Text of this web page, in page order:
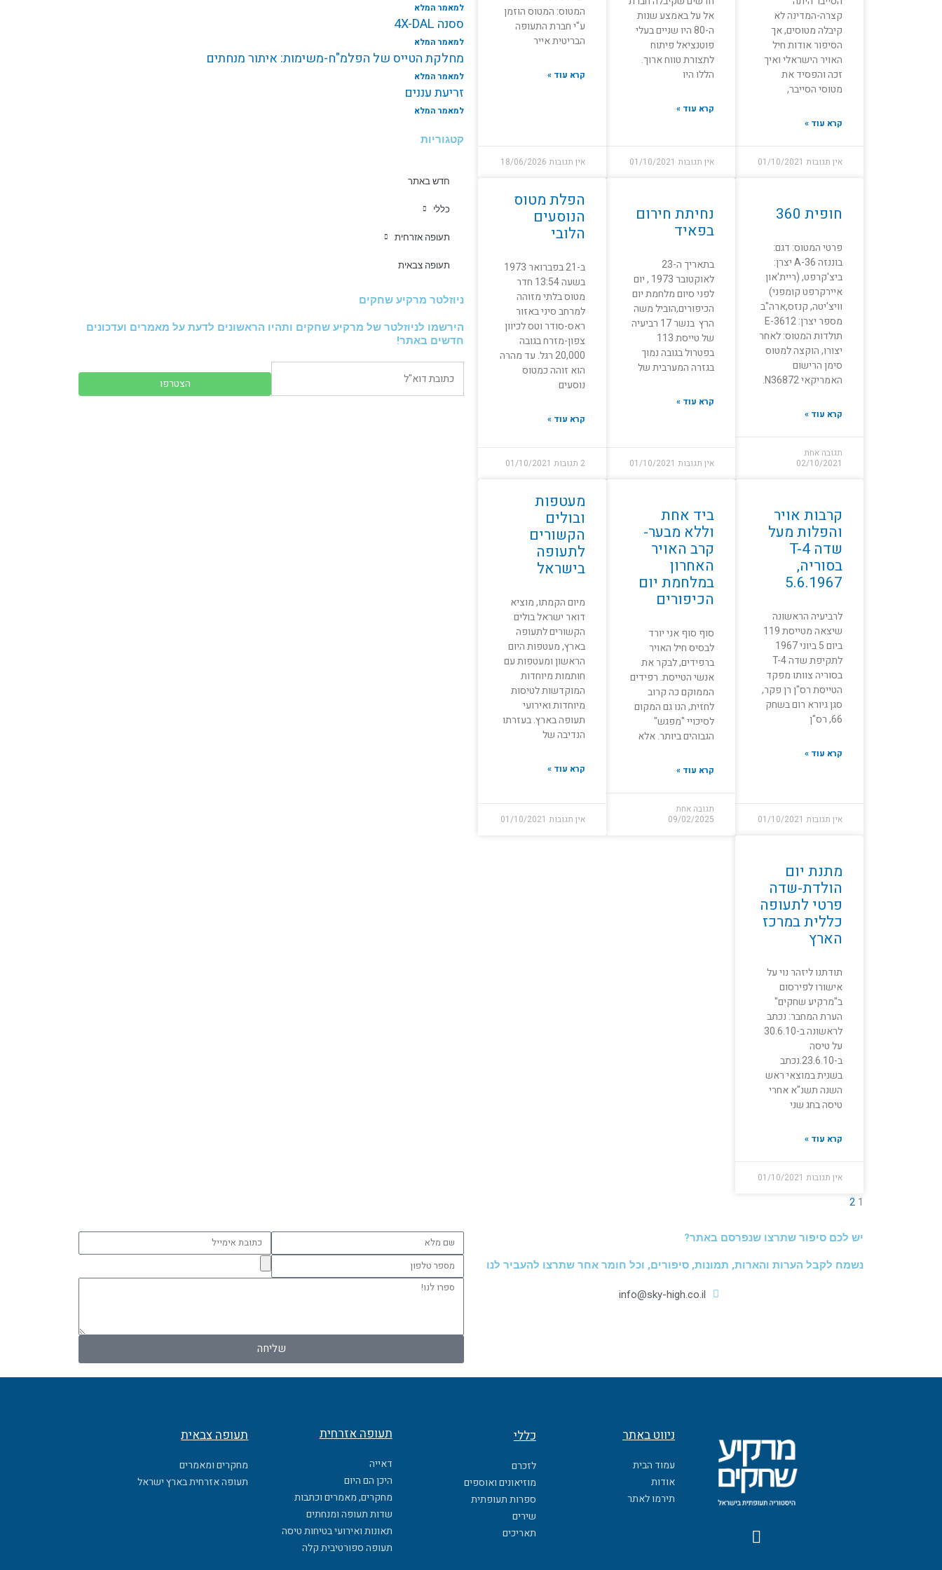
קצרה-המדינה לא
קיבלה מטוסים, אך
הסיפור אודות חיל
האויר הישראלי ואיך
זכה והפסיד את
מטוסי הסייבר,
קרא עוד »
אין תגובות 01/10/2021
אל על באמצע שנות
ה-80 היו שניים בעלי
פוטנציאל פיתוח
לתצורת טווח ארוך.
הללו היו
קרא עוד »
אין תגובות 01/10/2021
המטוס: המטוס הוזמן
ע"י חברת התעופה
הבריטית אייר
קרא עוד »
אין תגובות 18/06/2026
חופית 360
פרטי המטוס: דגם:
בוננזה A-36 יצרן:
ביצ'קרפט, (ריית'און
איירקרפט קומפני)
וויצ'יטה, קנזס,ארה"ב
מספר יצרן: E-3612
תולדות המטוס: לאחר
יצורו, הוקצה למטוס
סימן הרישום
האמריקאי N36872.
קרא עוד »
תגובה אחת
02/10/2021
נחיתת חירום
בפאיד
בתאריך ה-23
לאוקטובר 1973 , יום
לפני סיום מלחמת יום
הכיפורים,הוביל משה
הרץ בנשר 17 רביעיה
של טייסת 113
בפטרול בגובה נמוך
בגזרה המערבית של
קרא עוד »
אין תגובות 01/10/2021
הפלת מטוס
הנוסעים
הלובי
ב-21 בפברואר 1973
בשעה 13:54 חדר
מטוס בלתי מזוהה
למרחב סיני באזור
ראס-סודר וטס לכיוון
צפון-מזרח בגובה
20,000 רגל. עד מהרה
הוא זוהה כמטוס
נוסעים
קרא עוד »
2 תגובות 01/10/2021
קרבות אויר
והפלות מעל
שדה T-4
בסוריה,
5.6.1967
לרביעיה הראשונה
שיצאה מטייסת 119
ביום 5 ביוני 1967
לתקיפת שדה T-4
בסוריה צוותו מפקד
הטייסת רס"ן רן פקר,
סגן גיורא רום בשחק
66, רס"ן
קרא עוד »
אין תגובות 01/10/2021
ביד אחת
וללא מבער-
קרב האויר
האחרון
במלחמת יום
הכיפורים
סוף סוף אני יורד
לבסיס חיל האויר
ברפידים, לבקר את
אנשי הטייסת. רפידים
הממוקם כה קרוב
לחזית, הנו גם המקום
לסיכויי "מפגש"
הגבוהים ביותר. אלא
קרא עוד »
תגובה אחת
09/02/2025
מעטפות
ובולים
הקשורים
לתעופה
בישראל
מיום הקמתו, מוציא
דואר ישראל בולים
הקשורים לתעופה
בארץ, מעטפות היום
הראשון ומעטפות עם
חותמות מיוחדות
המוקדשות לטיסות
מיוחדות ואירועי
תעופה בארץ. בעזרתו
הנדיבה של
קרא עוד »
אין תגובות 01/10/2021
מתנת יום
הולדת-שדה
פרטי לתעופה
כללית במרכז
הארץ
תודתנו ליזהר נוי על
אישורו לפירסום
ב"מרקיע שחקים"
הערת המחבר: נכתב
לראשונה ב-30.6.10
על טיסה
ב-23.6.10.נכתב
בשנית במוצאי ראש
השנה תשנ"א אחרי
טיסה בחג שני
קרא עוד »
אין תגובות 01/10/2021
1
2
למאמר המלא
ססנה 4X-DAL
למאמר המלא
מחלקת הטייס של הפלמ"ח-משימות: איתור מנחתים
למאמר המלא
זריעת עננים
למאמר המלא
קטגוריות
חדש באתר
כללי
תעופה אזרחית
תעופה צבאית
ניוזלטר מרקיע שחקים
הירשמו לניוזלטר של מרקיע שחקים ותהיו הראשונים לדעת על מאמרים ועדכונים
חדשים באתר!
יש לכם סיפור שתרצו שנפרסם באתר?
נשמח לקבל הערות והארות, תמונות, סיפורים, וכל חומר אחר שתרצו להעביר לנו
info@sky-high.co.il
שם
מלא
כתובת
אימייל
מספר
טלפון
ספרו
שליחה
F
a
ניווט באתר
עמוד הבית
אודות
תירמו לאתר
כללי
לזכרם
מוזיאונים ואוספים
ספרות תעופתית
שירים
תאריכים
תעופה אזרחית
דאייה
היכן הם היום
מחקרים, מאמרים וכתבות
שדות תעופה ומנחתים
תאונות ואירועי בטיחות טיסה
תעופה ספורטיבית קלה
תעופה צבאית
מחקרים ומאמרים
תעופה אזרחית בארץ ישראל